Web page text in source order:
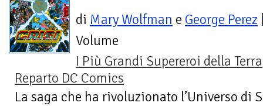
di Mary Wolfman e George Perez
Volume
I Più Grandi Supereroi della Terra
Reparto DC Comics
La saga che ha rivoluzionato l’Universo di